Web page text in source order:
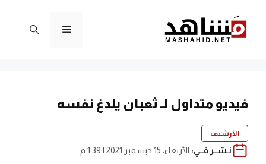
المحتوى
القائمة
فيديو متداول لـ ثعبان يلدغ نفسه
الأرشيف
نـشــر فــي: الأربعاء، 15 ديسمبر 2021 | 1:39 م